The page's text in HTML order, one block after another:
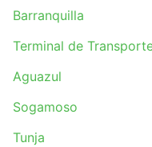
Barranquilla
Terminal de
Aguazul
Sogamoso
Tunja